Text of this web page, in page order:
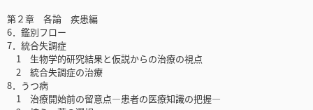
第２章 各論 疾患編
6．鑑別フロー
7．統合失調症
1 生物学的研究結果と仮説からの治療の視点
2 統合失調症の治療
8．うつ病
1 治療開始前の留意点―患者の医療知識の把握―